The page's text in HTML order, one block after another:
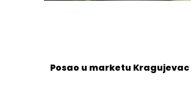
Posao u marketu Kragujevac